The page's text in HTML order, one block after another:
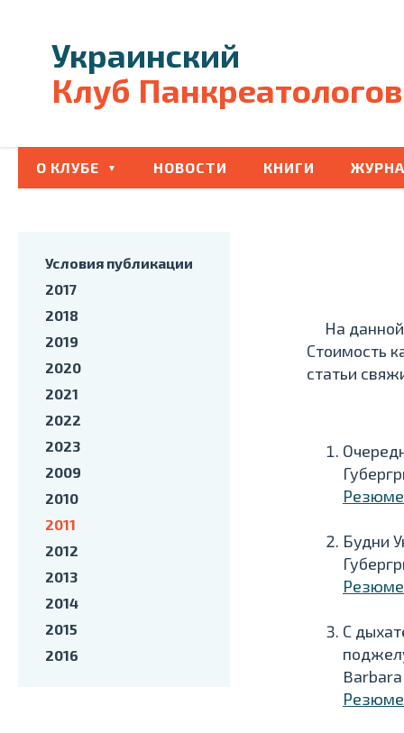
Украинский
Клуб Панкреатологов
О КЛУБЕ НОВОСТИ КНИГИ
Условия публикации
2017
2018
2019
2020
2021
2022
2023
2009
2010
2011
2012
2013
2014
2015
2016
На данной
Стоимость
статьи
Резюме
Будни
Резюме
С
Резюме